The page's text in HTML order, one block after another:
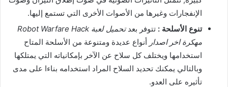
الإنفجارات وغيرها من الأصوات الأخرى التي تستمع إليها.
تنوع الأسلحة : تتوفر بعد
تحميل لعبة Robot Warfare Hack
مهكرة اخر اصدار أنواع عديدة ومتنوعة من الأسلحة المتاح
استخدامها ويختلف كل سلاح عن الآخر بإمكانياته التي يمتلكها
وبالتالي يمكنك تحديد السلاح المراد استخدامه بناءا على مدى
تأثيره على العدو.